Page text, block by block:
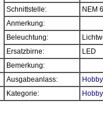
Schnittstelle:
NEM
Anmerkung:
Beleuchtung:
Ersatzbirne:
LED
Bemerkung:
Ausgabeanlass:
Kategorie: